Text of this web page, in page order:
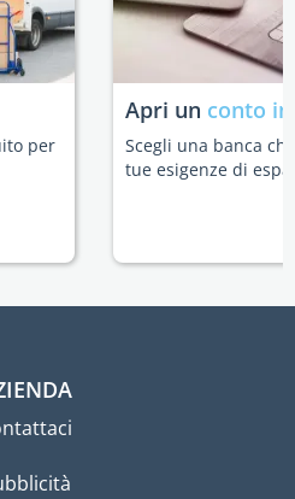
per
Apri un conto
Scegli una banca
tue esigenze di